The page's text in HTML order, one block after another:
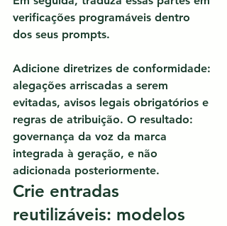
verificações programáveis dentro
dos seus prompts.
Adicione diretrizes de conformidade:
alegações arriscadas a serem
evitadas, avisos legais obrigatórios e
regras de atribuição. O resultado:
governança da voz da marca
integrada à geração, e não
adicionada posteriormente.
Crie entradas
reutilizáveis: modelos